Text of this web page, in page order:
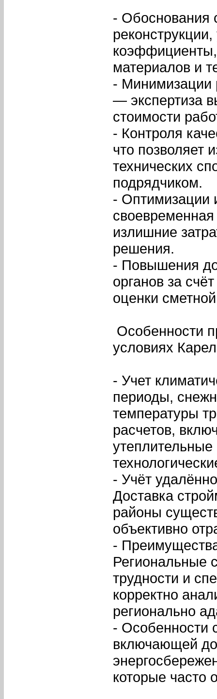
- Обоснования
материалов и
- Минимизации
— экспертиза
стоимости
- Контроля
что позволяет
технических
подрядчиком.
- Оптимизации
своевременная
излишние
решения.
- Повышения
органов за
оценки
Особенности
условиях
- Учет
периоды,
температуры
расчетов,
- Учёт
Доставка
районы
объективно
-
Региональные
трудности и
корректно
регионально
- Особенности
включающей
которые часто